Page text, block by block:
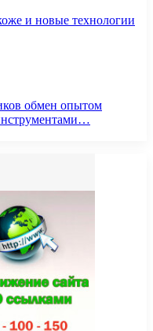
и новые технологии
обмен опытом